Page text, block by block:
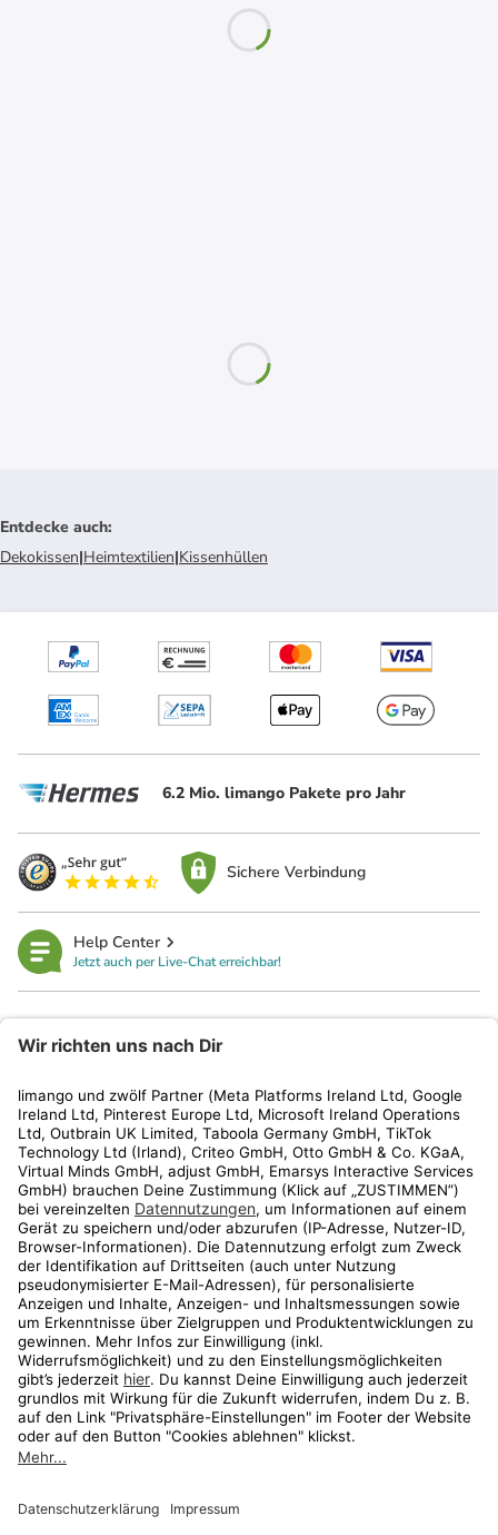
Entdecke auch:
Dekokissen|Heimtextilien|Kissenhüllen
6.2 Mio. limango Pakete pro Jahr
Sichere Verbindung
Help Center
Jetzt auch per Live-Chat erreichbar!
Kundenservice
Shop
Aktionen
Travel